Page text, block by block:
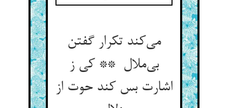
می‌کند تکرار گفتن
بی‌ملال ** کی ز
اشارت بس کند حوت از